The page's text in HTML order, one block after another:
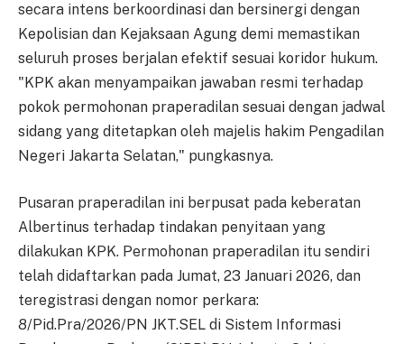
secara intens berkoordinasi dan bersinergi dengan
Kepolisian dan Kejaksaan Agung demi memastikan
seluruh proses berjalan efektif sesuai koridor hukum.
"KPK akan menyampaikan jawaban resmi terhadap
pokok permohonan praperadilan sesuai dengan jadwal
sidang yang ditetapkan oleh majelis hakim Pengadilan
Negeri Jakarta Selatan," pungkasnya.
Pusaran praperadilan ini berpusat pada keberatan
Albertinus terhadap tindakan penyitaan yang
dilakukan KPK. Permohonan praperadilan itu sendiri
telah didaftarkan pada Jumat, 23 Januari 2026, dan
teregistrasi dengan nomor perkara:
8/Pid.Pra/2026/PN JKT.SEL di Sistem Informasi